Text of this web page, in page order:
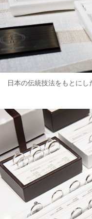
日本の伝統技法をもとに